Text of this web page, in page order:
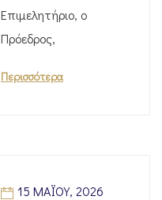
Επιμελητήριο, ο
Πρόεδρος,
Περισσότερα
15 ΜΑΪ́ΟΥ, 2026